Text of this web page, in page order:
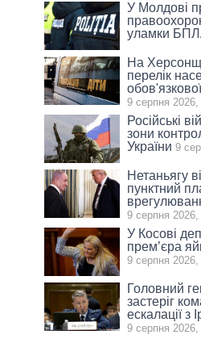
У Молдові
уламки
На
перелік
9 серпня
Російські
зони
України 9
Нетаньягу
пунктний
9 серпня
У Косові
прем’єра
9 серпня
Головний
застеріг
ескалації з
9 серпня